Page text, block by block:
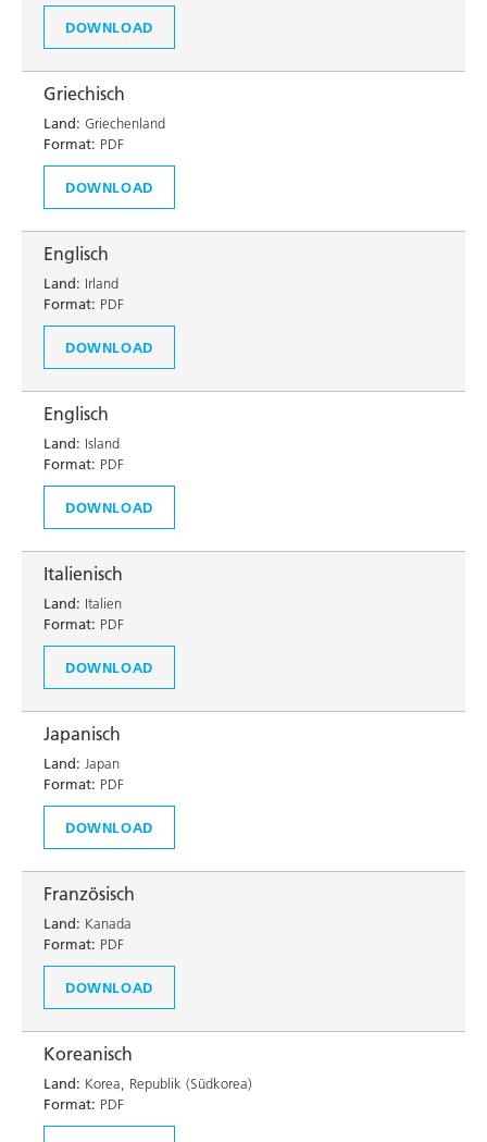
DOWNLOAD
Griechisch
Land: Griechenland
Format: PDF
DOWNLOAD
Englisch
Land: Irland
Format: PDF
DOWNLOAD
Englisch
Land: Island
Format: PDF
DOWNLOAD
Italienisch
Land: Italien
Format: PDF
DOWNLOAD
Japanisch
Land: Japan
Format: PDF
DOWNLOAD
Französisch
Land: Kanada
Format: PDF
DOWNLOAD
Koreanisch
Land: Korea, Republik (Südkorea)
Format: PDF